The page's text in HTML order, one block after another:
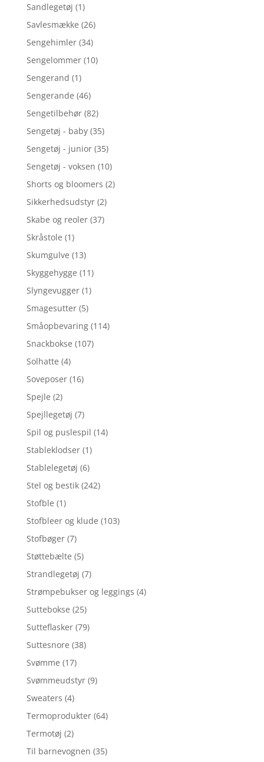
Sandlegetøj (1)
Savlesmække (26)
Sengehimler (34)
Sengelommer (10)
Sengerand (1)
Sengerande (46)
Sengetilbehør (82)
Sengetøj - baby (35)
Sengetøj - junior (35)
Sengetøj - voksen (10)
Shorts og bloomers (2)
Sikkerhedsudstyr (2)
Skabe og reoler (37)
Skråstole (1)
Skumgulve (13)
Skyggehygge (11)
Slyngevugger (1)
Smagesutter (5)
Småopbevaring (114)
Snackbokse (107)
Solhatte (4)
Soveposer (16)
Spejle (2)
Spejllegetøj (7)
Spil og puslespil (14)
Stableklodser (1)
Stablelegetøj (6)
Stel og bestik (242)
Stofble (1)
Stofbleer og klude (103)
Stofbøger (7)
Støttebælte (5)
Strandlegetøj (7)
Strømpebukser og leggings (4)
Suttebokse (25)
Sutteflasker (79)
Suttesnore (38)
Svømme (17)
Svømmeudstyr (9)
Sweaters (4)
Termoprodukter (64)
Termotøj (2)
Til barnevognen (35)